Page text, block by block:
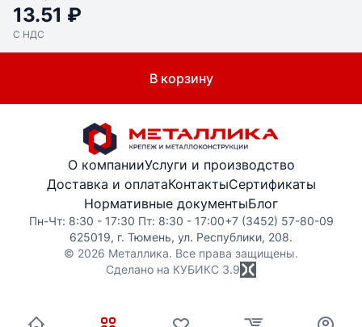
13.51 ₽
С НДС
В корзину
О компанииУслуги и производство
Доставка и оплатаКонтактыСертификаты
Нормативные документыБлог
Пн-Чт: 8:30 - 17:30 Пт: 8:30 - 17:00+7 (3452) 57-80-09
625019, г. Тюмень, ул. Республики, 208.
© 2026 Металлика. Все права защищены.
Сделано на КУБИКС 3.9